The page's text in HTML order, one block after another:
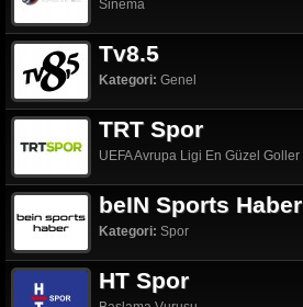
Sinema
Tv8.5
Kategori: Genel
TRT Spor
UEFA Avrupa Ligi En Güzel Goller
beIN Sports Haber
Kategori: Spor
HT Spor